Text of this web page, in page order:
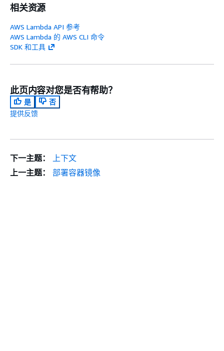
相关资源
AWS Lambda API 参考
AWS Lambda 的 AWS CLI 命令
SDK 和工具
此页内容对您是否有帮助？
是
否
提供反馈
下一主题：
上下文
上一主题：
部署容器镜像